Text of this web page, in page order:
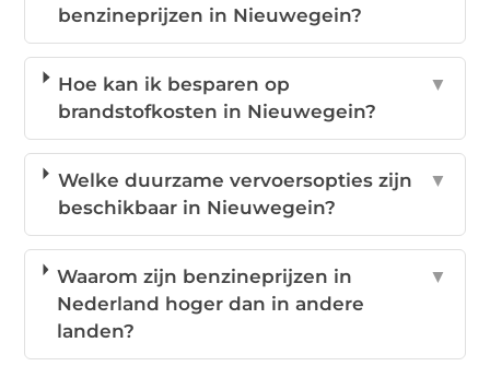
benzineprijzen in Nieuwegein?
Hoe kan ik besparen op
brandstofkosten in Nieuwegein?
▼
Welke duurzame vervoersopties zijn
beschikbaar in Nieuwegein?
▼
Waarom zijn benzineprijzen in
Nederland hoger dan in andere
landen?
▼